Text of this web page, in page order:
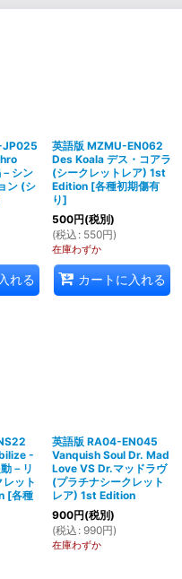
JP025
シン
ン (シ
れる
英語版 MZMU-EN062
Des Koala デス・コアラ
(シークレットレア) 1st
Edition [各種初期傷有
り]
500円(税別)
(税込 : 550円)
在庫わずか
カートに入れる
-
－リ
ット
[各種
英語版 RA04-EN045
Vanquish Soul Dr. Mad
Love VS Dr.マッドラヴ
(プラチナシークレット
レア) 1st Edition
900円(税別)
(税込 : 990円)
在庫わずか